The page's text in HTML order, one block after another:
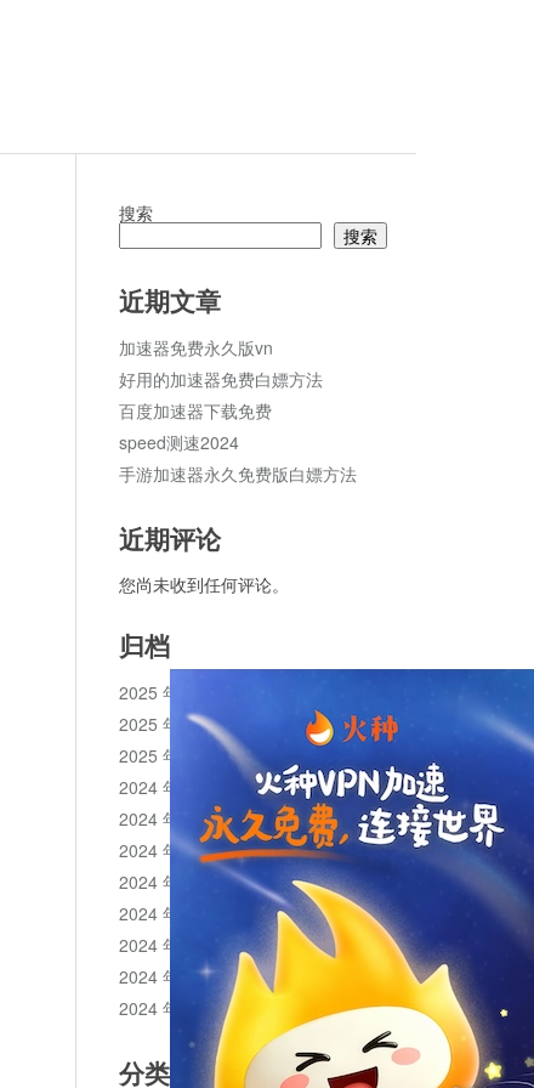
搜索
搜索
近期文章
加速器免费永久版vn
好用的加速器免费白嫖方法
百度加速器下载免费
speed测速2024
手游加速器永久免费版白嫖方法
近期评论
您尚未收到任何评论。
归档
2025 年 11 月
2025 年 10 月
2025 年 1 月
2024 年 12 月
2024 年 11 月
2024 年 10 月
2024 年 9 月
2024 年 8 月
2024 年 7 月
2024 年 6 月
2024 年 5 月
分类目录